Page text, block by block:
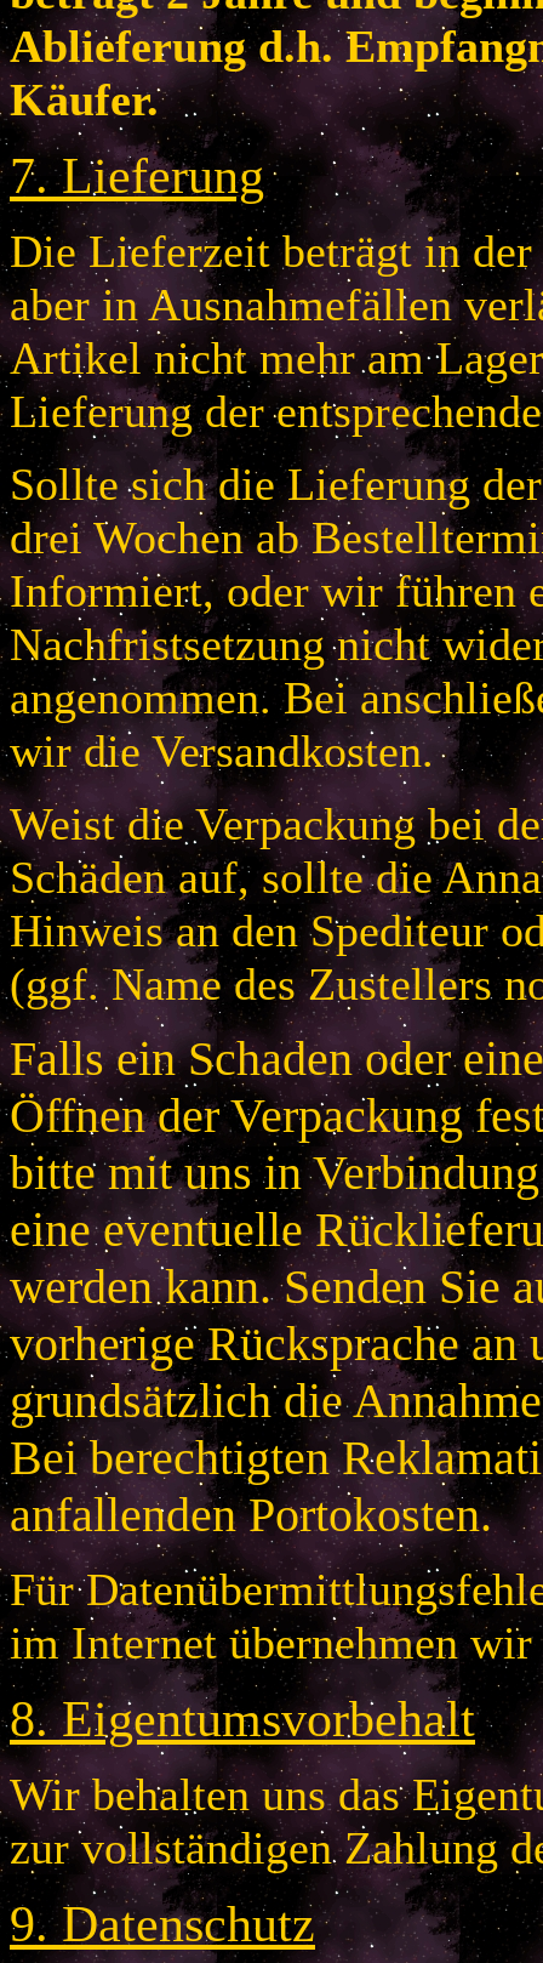
Ablieferung d.h.
Käufer.
7.Lieferung
Die Lieferzeit beträgt in der
aber in Ausnahmefällen
Artikel nicht mehr am
Lieferung der
Sollte sich die Lieferung
drei Wochen ab
Informiert, oder wir führen
Nachfristsetzung nicht
angenommen. Bei
wir die Versandkosten.
Weist die Verpackung bei
Schäden auf, sollte die
Hinweis an den Spediteur
(ggf. Name des Zustellers
Falls ein Schaden oder
Öffnen der Verpackung
bitte mit uns in
eine eventuelle
werden kann. Senden Sie
vorherige Rücksprache
grundsätzlich die
Bei berechtigten
anfallenden Portokosten.
Für
im Internet übernehmen
8.Eigentumsvorbehalt
Wir behalten uns das
zur vollständigen Zahlung
9.Datenschutz